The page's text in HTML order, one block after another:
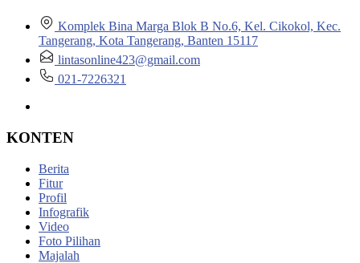
Komplek Bina Marga Blok B No.6, Kel. Cikokol, Kec.
Tangerang, Kota Tangerang, Banten 15117
lintasonline423@gmail.com
021-7226321
KONTEN
Berita
Fitur
Profil
Infografik
Video
Foto Pilihan
Majalah